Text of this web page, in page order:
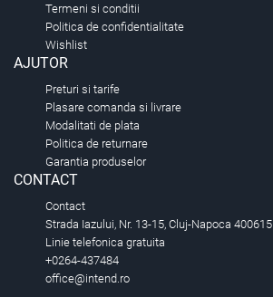
Termeni si conditii
Politica de confidentialitate
Wishlist
AJUTOR
Preturi si tarife
Plasare comanda si livrare
Modalitati de plata
Politica de returnare
Garantia produselor
CONTACT
Contact
Strada Iazului, Nr. 13-15, Cluj-Napoca 400615
Linie telefonica gratuita
+0264-437484
office@intend.ro